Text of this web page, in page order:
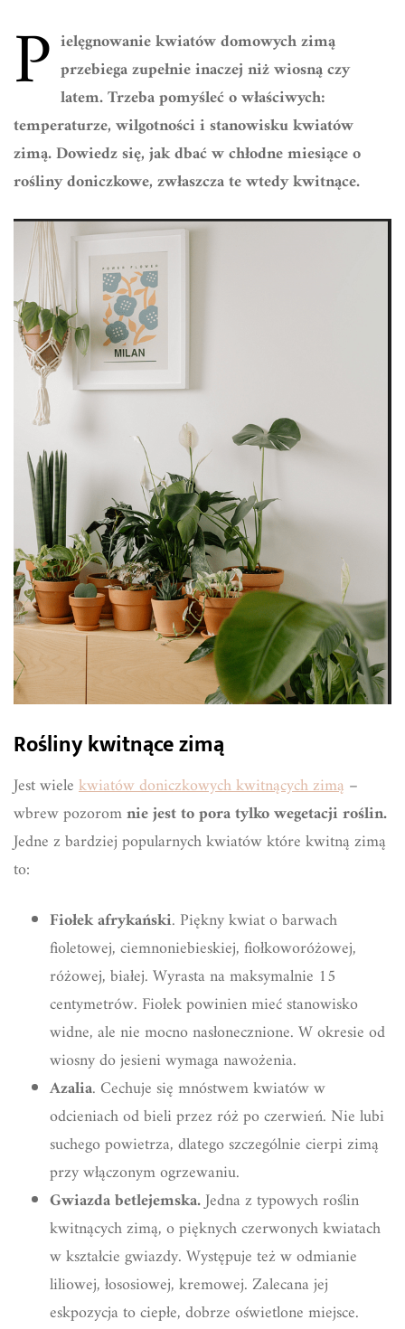
P ielęgnowanie kwiatów domowych zimą
przebiega zupełnie inaczej niż wiosną czy
latem. Trzeba pomyśleć o właściwych:
temperaturze, wilgotności i stanowisku kwiatów
zimą. Dowiedz się, jak dbać w chłodne miesiące o
rośliny doniczkowe, zwłaszcza te wtedy kwitnące.
Rośliny kwitnące zimą
Jest wielekwiatów doniczkowych kwitnących zimą –
wbrew pozoromnie jest to pora tylko wegetacji roślin.
Jedne z bardziej popularnych kwiatów które kwitną zimą
to:
Fiołek afrykański. Piękny kwiat o barwach
fioletowej, ciemnoniebieskiej, fiołkoworóżowej,
różowej, białej. Wyrasta na maksymalnie 15
centymetrów. Fiołek powinien mieć stanowisko
widne, ale nie mocno nasłonecznione. W okresie od
wiosny do jesieni wymaga nawożenia.
Azalia. Cechuje się mnóstwem kwiatów w
odcieniach od bieli przez róż po czerwień. Nie lubi
suchego powietrza, dlatego szczególnie cierpi zimą
przy włączonym ogrzewaniu.
Gwiazda betlejemska.Jedna z typowych roślin
kwitnących zimą, o pięknych czerwonych kwiatach
w kształcie gwiazdy. Występuje też w odmianie
liliowej, łososiowej, kremowej. Zalecana jej
eskpozycja to ciepłe, dobrze oświetlone miejsce.